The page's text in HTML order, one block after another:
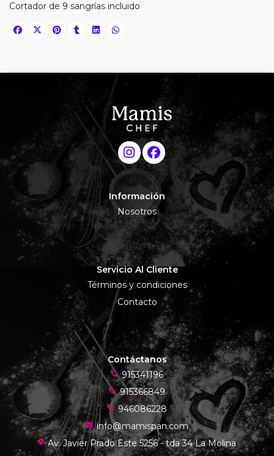
Cortador de 9 sangrías incluido
Información
Nosotros
Servicio Al Cliente
Términos y condiciones
Contacto
Contáctanos
915341196
915366849
946086228
info@mamispan.com
Av. Javier Prado Este 5256 - tda 34 La Molina